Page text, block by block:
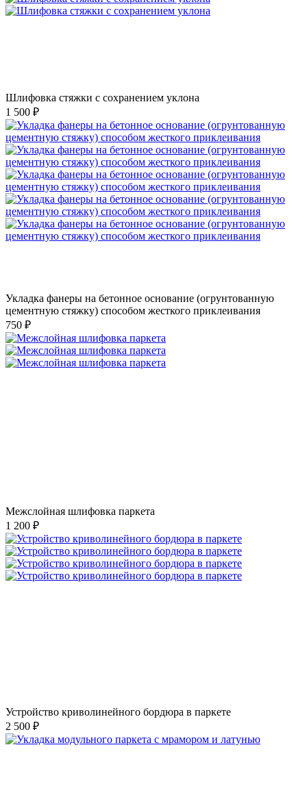
Шлифовка стяжки с сохранением уклона
1 500 ₽
Укладка фанеры на бетонное основание (огрунтованную
цементную стяжку) способом жесткого приклеивания
750 ₽
Межслойная шлифовка паркета
1 200 ₽
Устройство криволинейного бордюра в паркете
2 500 ₽